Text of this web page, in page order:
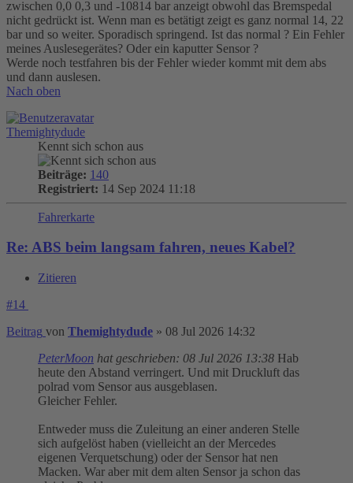
zwischen 0,0 0,3 und -10814 bar anzeigt obwohl das Bremspedal
nicht gedrückt ist. Wenn man es betätigt zeigt es ganz normal 14, 22
bar und so weiter. Sporadisch springend. Ist das normal ? Ein Fehler
meines Auslesegerätes? Oder ein kaputter Sensor ?
Werde noch testfahren bis der Fehler wieder kommt mit dem abs
und dann auslesen.
Nach oben
Themightydude
Kennt sich schon aus
Beiträge: 140
Registriert: 14 Sep 2024 11:18
Fahrerkarte
Re: ABS beim langsam fahren, neues Kabel?
Zitieren
#14
Beitrag von Themightydude » 08 Jul 2026 14:32
PeterMoon hat geschrieben: 08 Jul 2026 13:38 Hab
heute den Abstand verringert. Und mit Druckluft das
polrad vom Sensor aus ausgeblasen.
Gleicher Fehler.
Entweder muss die Zuleitung an einer anderen Stelle
sich aufgelöst haben (vielleicht an der Mercedes
eigenen Verquetschung) oder der Sensor hat nen
Macken. War aber mit dem alten Sensor ja schon das